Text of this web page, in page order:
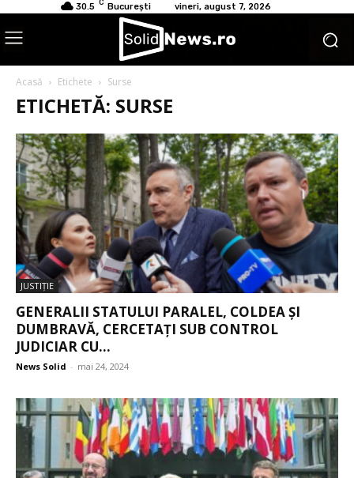
30.5 C București vineri, august 7, 2026
Acasă Etichete Surse
ETICHETĂ: SURSE
JUSTIŢIE
GENERALII STATULUI PARALEL, COLDEA ȘI
DUMBRAVĂ, CERCETAȚI SUB CONTROL
JUDICIAR CU...
News Solid - mai 24, 2024